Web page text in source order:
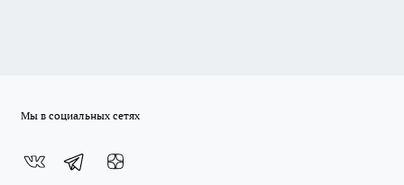
Мы в социальных сетях